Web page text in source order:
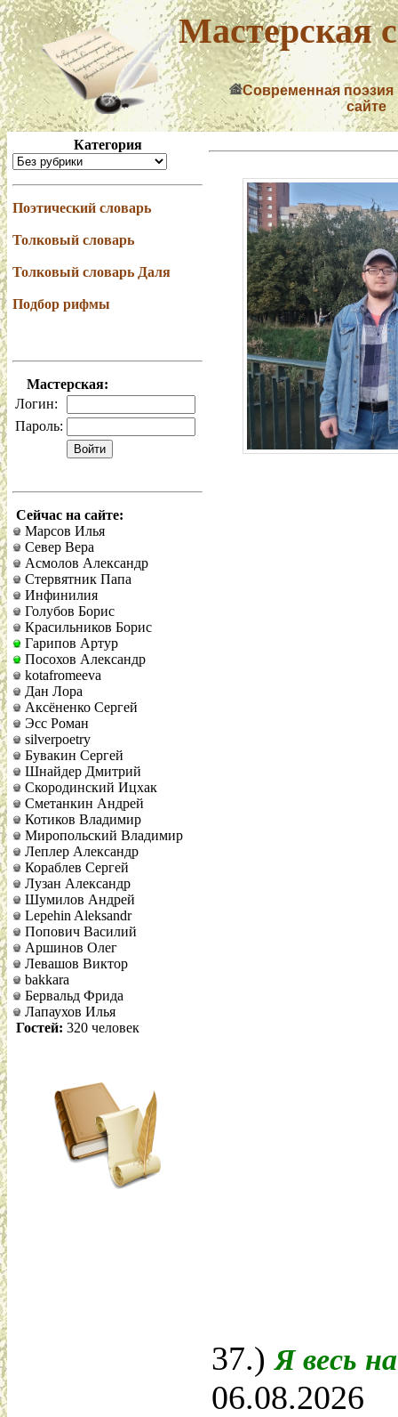
Мастерская
Современная поэзия
сайте
Категория
Поэтический словарь
Толковый словарь
Толковый словарь Даля
Подбор рифмы
Мастерская:
Логин:
Пароль:
Сейчас на сайте:
Марсов Илья
Север Вера
Асмолов Александр
Стервятник Папа
Инфинилия
Голубов Борис
Красильников Борис
Гарипов Артур
Посохов Александр
kotafromeeva
Дан Лора
Аксёненко Сергей
Эсс Роман
silverpoetry
Бувакин Сергей
Шнайдер Дмитрий
Скородинский Ицхак
Сметанкин Андрей
Котиков Владимир
Миропольский Владимир
Леплер Александр
Кораблев Сергей
Лузан Александр
Шумилов Андрей
Lepehin Aleksandr
Попович Василий
Аршинов Олег
Левашов Виктор
bakkara
Бервальд Фрида
Лапаухов Илья
Гостей: 320 человек
37.)Я весь
06.08.2026